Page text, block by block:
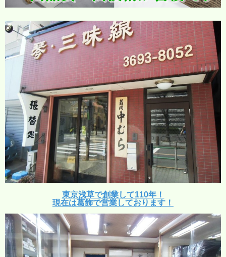
東京浅草で創業して110年！
現在は葛飾で営業しております！